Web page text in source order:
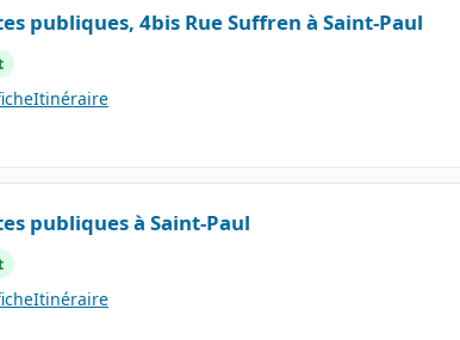
publiques, 4bis Rue Suffren à Saint-Paul
Itinéraire
publiques à Saint-Paul
Itinéraire